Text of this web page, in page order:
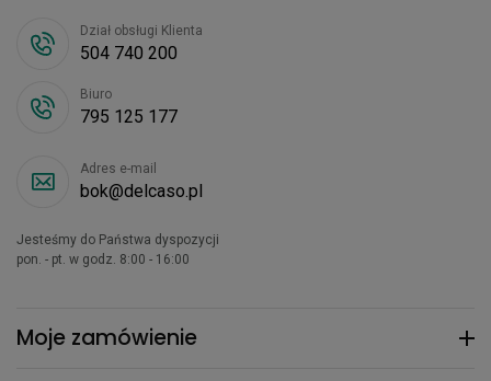
Moje zamówienie
Dział obsługi Klienta
504 740 200
Biuro
795 125 177
Adres e-mail
bok@delcaso.pl
Jesteśmy do Państwa dyspozycji
pon. - pt. w godz. 8:00 - 16:00